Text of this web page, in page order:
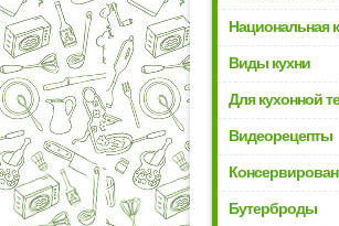
Национальная
Виды кухни
Для кухонной
Видеорецепты
Бутерброды